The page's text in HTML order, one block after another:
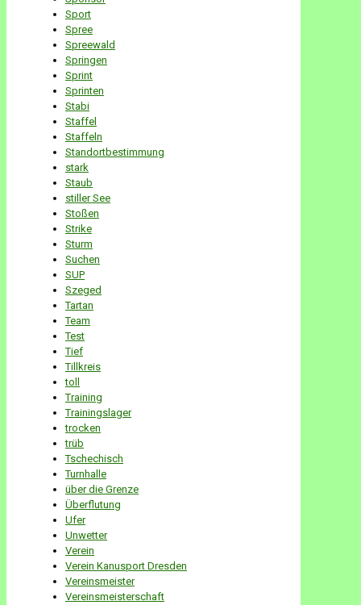
Sport
Spree
Spreewald
Springen
Sprint
Sprinten
Stabi
Staffel
Staffeln
Standortbestimmung
stark
Staub
stiller See
Stoßen
Strike
Sturm
Suchen
SUP
Szeged
Tartan
Team
Test
Tief
Tillkreis
toll
Training
Trainingslager
trocken
trüb
Tschechisch
Turnhalle
über die Grenze
Überflutung
Ufer
Unwetter
Verein
Verein Kanusport Dresden
Vereinsmeister
Vereinsmeisterschaft